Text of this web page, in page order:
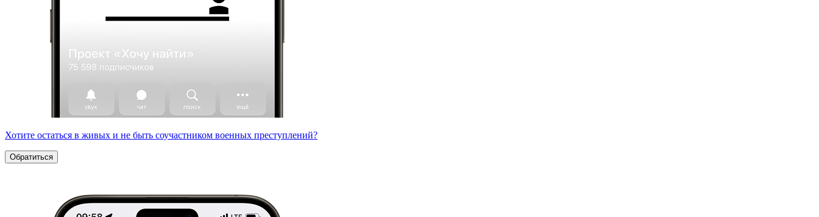
Хотите остаться в живых и не быть соучастником военных преступлений?
Обратиться